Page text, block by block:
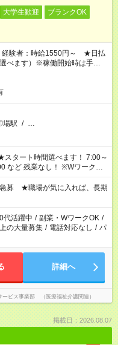
大学生歓迎
ブランクOK
験者：時給1550円～ ★日払
べます）※稼働開始時は手続き
場駅 / …
なし！ ※Wワークの
間超の就業はご案内できませ
勤務は社会保険への加入対象
い派遣の原則禁止）により、
難しい場合があります
募 ★職場が気に入れば、長期
代活躍中 / 副業・WワークOK /
の大量募集 / 電話対応なし / パ
詳細へ
ビス事業部 （医療福祉介護関連）
掲載日：2026.08.07